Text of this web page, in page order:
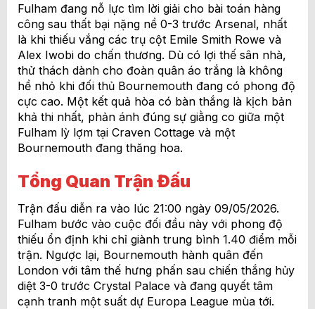
Fulham đang nỗ lực tìm lời giải cho bài toán hàng
công sau thất bại nặng nề 0-3 trước Arsenal, nhất
là khi thiếu vắng các trụ cột Emile Smith Rowe và
Alex Iwobi do chấn thương. Dù có lợi thế sân nhà,
thử thách dành cho đoàn quân áo trắng là không
hề nhỏ khi đối thủ Bournemouth đang có phong độ
cực cao. Một kết quả hòa có bàn thắng là kịch bản
khả thi nhất, phản ánh đúng sự giằng co giữa một
Fulham lỳ lợm tại Craven Cottage và một
Bournemouth đang thăng hoa.
Tổng Quan Trận Đấu
Trận đấu diễn ra vào lúc 21:00 ngày 09/05/2026.
Fulham bước vào cuộc đối đầu này với phong độ
thiếu ổn định khi chỉ giành trung bình 1.40 điểm mỗi
trận. Ngược lại, Bournemouth hành quân đến
London với tâm thế hưng phấn sau chiến thắng hủy
diệt 3-0 trước Crystal Palace và đang quyết tâm
cạnh tranh một suất dự Europa League mùa tới.